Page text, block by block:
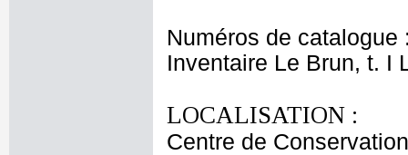
Numéros de catalogue
Inventaire Le Brun, t. I
LOCALISATION :
Centre de